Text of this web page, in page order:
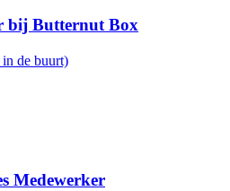
bij Butternut Box
de buurt)
Medewerker